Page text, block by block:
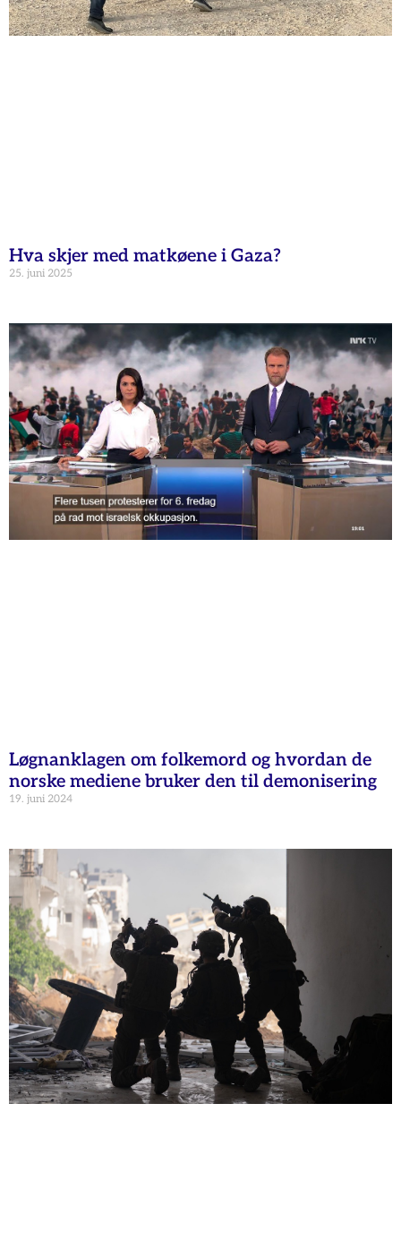
Hva skjer med matkøene i Gaza?
25. juni 2025
Løgnanklagen om folkemord og hvordan de
norske mediene bruker den til demonisering
19. juni 2024